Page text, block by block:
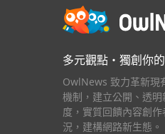
合作
商機
多元觀點・獨創你
OwlNews 致力革新現
機制，建立公開、透
度，實質回饋內容創
況，建構網路新生態。